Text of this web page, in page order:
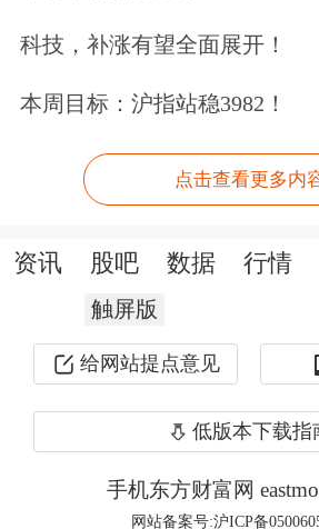
示，庞大的门窗市场需求
说，目前门窗行业后端
不统一；货行业缺乏包
现有标准执行力度不够
低，企业间协同效率低
贸物破损率高；最后一
位，服务无统一标准，
解决这些这些痛点，红
科技，补涨有望全面展开！
本周目标：沪指站稳3982！
点击查看更多内
资讯 股吧 数据 行情
触屏版
给网站提点意见
低版本下载指
手机东方财富网
网站备案号:沪ICP备